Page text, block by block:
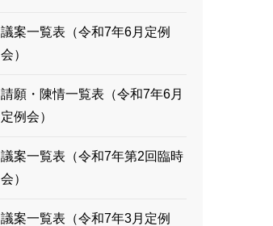
議案一覧表（令和7年6月定例
会）
請願・陳情一覧表（令和7年6月
定例会）
議案一覧表（令和7年第2回臨時
会）
議案一覧表（令和7年3月定例